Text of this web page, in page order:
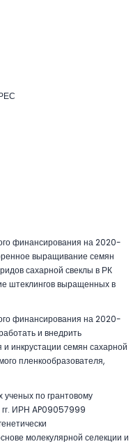
финансирования на 2020-
выращивание семян
сахарной свеклы в РК
штеклингов выращенных в
финансирования на 2020-
и внедрить
инкрустации семян сахарной
пленкообразователя,
по грантовому
ИРН AP09057999
молекулярной селекции и